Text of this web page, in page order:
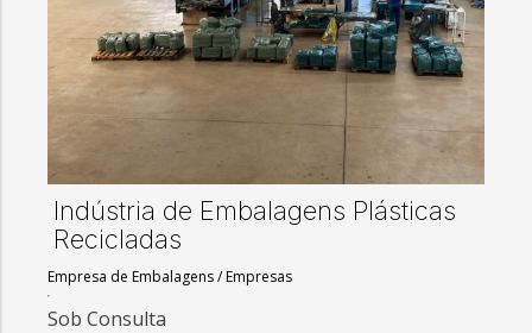
Indústria de Embalagens Plásticas
Recicladas
Empresa de Embalagens/Empresas
Sob Consulta